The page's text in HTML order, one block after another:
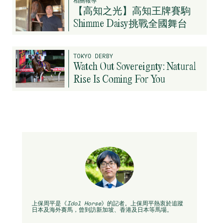
【高知之光】高知王牌賽駒
Shimme Daisy挑戰全國舞台
TOKYO DERBY
Watch Out Sovereignty: Natural
Rise Is Coming For You
上保周平是《 Idol Horse》的記者。上保周平熱衷於追蹤
日本及海外賽馬，曾到訪新加坡、香港及日本等馬場。